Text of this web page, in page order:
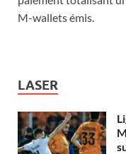
M-wallets émis.
LASER